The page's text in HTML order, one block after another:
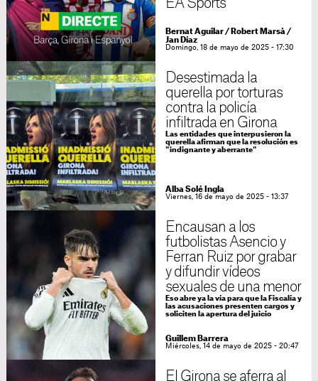
EA Sports
Bernat Aguilar/ Robert Marsà /
Jan Díaz
Domingo, 18 de mayo de 2025 - 17:30
Desestimada la
querella por torturas
contra la policía
infiltrada en Girona
Las entidades que interpusieron la
querella afirman que la resolución es
"indignante y aberrante"
Alba Solé Ingla
Viernes, 16 de mayo de 2025 - 13:37
Encausan a los
futbolistas Asencio y
Ferran Ruiz por grabar
y difundir vídeos
sexuales de una menor
Eso abre ya la vía para que la Fiscalía y
las acusaciones presenten cargos y
soliciten la apertura del juicio
Guillem Barrera
Miércoles, 14 de mayo de 2025 - 20:47
El Girona se aferra al